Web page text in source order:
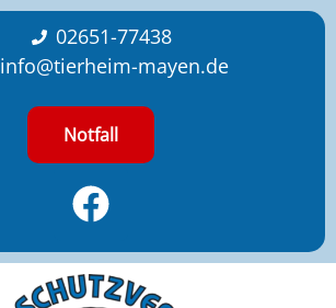
02651-77438
info@tierheim-mayen.de
Notfall